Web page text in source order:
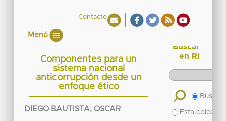
Contacto
Menú
Componentes para un
sistema nacional
anticorrupción desde un
enfoque ético
DIEGO BAUTISTA, OSCAR
Buscar
en RI
Buscar
Esta